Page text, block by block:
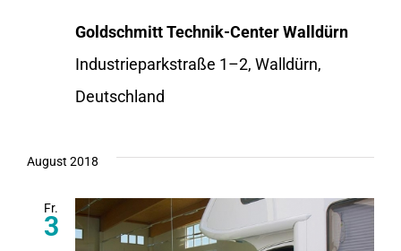
Goldschmitt Technik-Center Walldürn
Industrieparkstraße 1–2, Walldürn,
Deutschland
August 2018
Fr.
3